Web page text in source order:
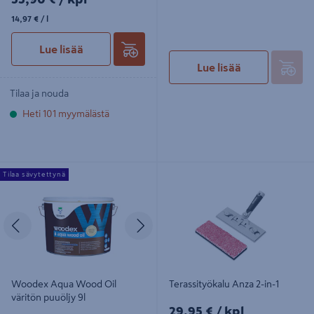
14,97 € / l
Lue lisää
Tilaa ja nouda
Heti 101 myymälästä
Lue lisää
Woodex Aqua Wood Oil väritön
puuöljy 9l
Edellinen
Woodex Aqua Wood Oil
väritön puuöljy 9l
Tilaa sävytettynä
Terassityökalu Anza 2-in-1
29,95€/kpl
29,95 € / kpl